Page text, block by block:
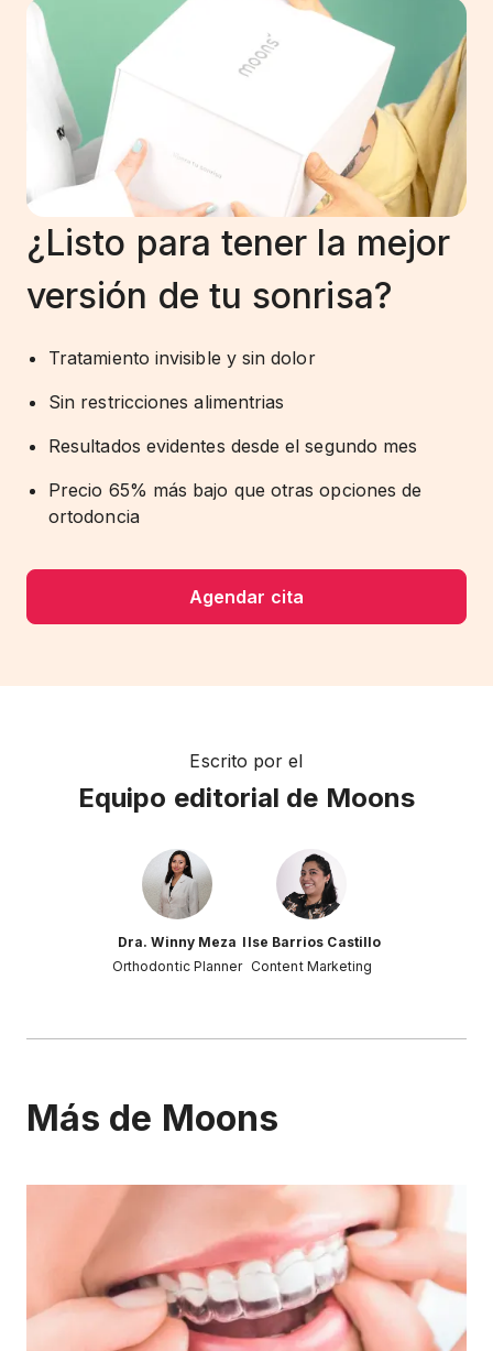
¿Listo para tener la mejor
versión de tu sonrisa?
Tratamiento invisible y sin dolor
Sin restricciones alimentrias
Resultados evidentes desde el segundo mes
Precio 65% más bajo que otras opciones de
ortodoncia
Agendar cita
Escrito por el
Equipo editorial de Moons
Dra. Winny Meza
Orthodontic Planner
Ilse Barrios Castillo
Content Marketing
Más de Moons